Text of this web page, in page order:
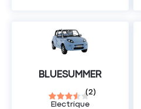
BLUESUMMER
(2)
Electrique